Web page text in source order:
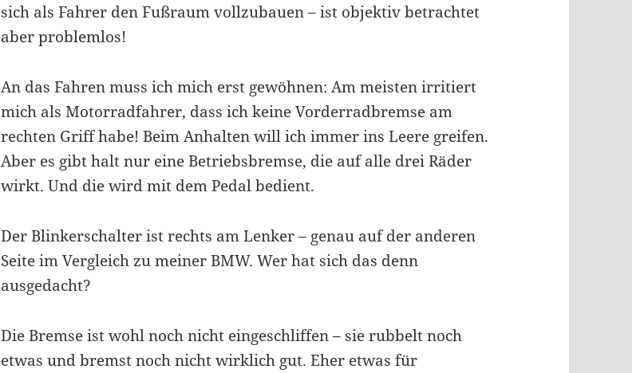
sich als Fahrer den Fußraum vollzubauen – ist objektiv betrachtet
aber problemlos!
An das Fahren muss ich mich erst gewöhnen: Am meisten irritiert
mich als Motorradfahrer, dass ich keine Vorderradbremse am
rechten Griff habe! Beim Anhalten will ich immer ins Leere greifen.
Aber es gibt halt nur eine Betriebsbremse, die auf alle drei Räder
wirkt. Und die wird mit dem Pedal bedient.
Der Blinkerschalter ist rechts am Lenker – genau auf der anderen
Seite im Vergleich zu meiner BMW. Wer hat sich das denn
ausgedacht?
Die Bremse ist wohl noch nicht eingeschliffen – sie rubbelt noch
etwas und bremst noch nicht wirklich gut. Eher etwas für